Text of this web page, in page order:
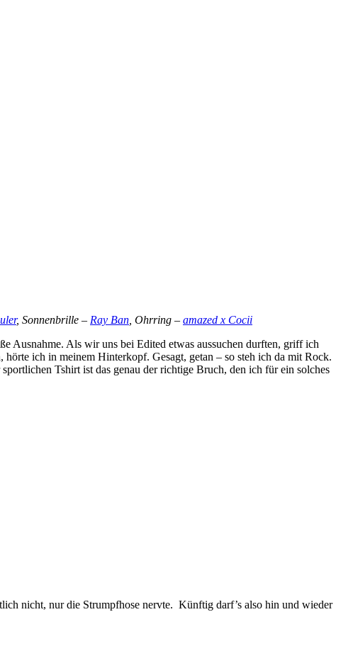
, Sonnenbrille – Ray Ban , Ohrring – amazed x Cocii
Ausnahme. Als wir uns bei Edited etwas aussuchen durften, griff ich
ich in meinem Hinterkopf. Gesagt, getan – so steh ich da mit Rock.
Tshirt ist das genau der richtige Bruch, den ich für ein solches
nicht, nur die Strumpfhose nervte. Künftig darf’s also hin und wieder